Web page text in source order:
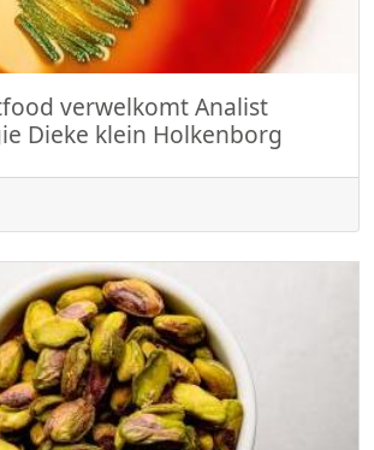
verwelkomt Analist
Dieke klein Holkenborg